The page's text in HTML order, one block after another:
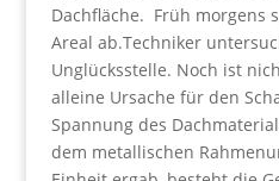
Dachfläche. Früh morgens
Areal ab.Techniker
Unglücksstelle. Noch ist
alleine Ursache für den
Spannung des
dem metallischen